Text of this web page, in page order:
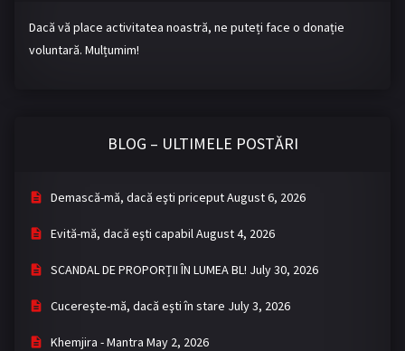
Dacă vă place activitatea noastră, ne puteți face o donație
voluntară. Mulțumim!
BLOG – ULTIMELE POSTĂRI
Demască-mă, dacă eşti priceputAugust 6, 2026
Evită-mă, dacă eşti capabilAugust 4, 2026
SCANDAL DE PROPORȚII ÎN LUMEA BL! July 30, 2026
Cucereşte-mă, dacă eşti în stare July 3, 2026
Khemjira - Mantra May 2, 2026